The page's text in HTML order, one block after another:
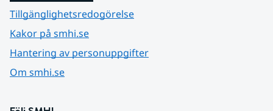
Tillgänglighetsredogörelse
Kakor på smhi.se
Hantering av personuppgifter
Om smhi.se